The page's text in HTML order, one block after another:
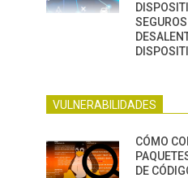
VULNERABILIDADES
CÓMO
DE